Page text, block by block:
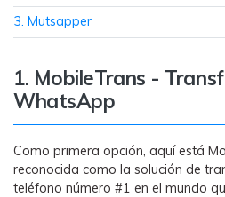
iOS y Android.
WeLastseen te
WhatsApp.
3. Mutsapper
1. MobileTrans -
WhatsApp
Como primera opción, aquí está
reconocida como la solución de
teléfono número #1 en el mundo